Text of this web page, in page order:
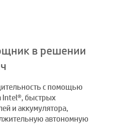
в решении
с помощью
Intel®, быстрых
и аккумулятора,
автономную